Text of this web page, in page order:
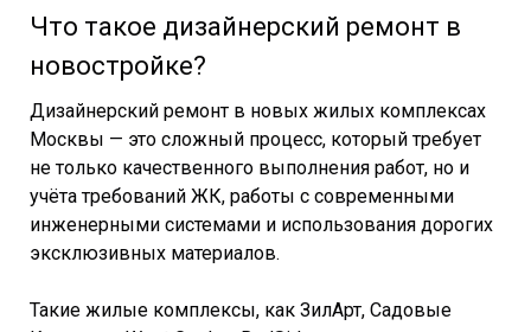
Что такое дизайнерский ремонт в
новостройке?
Дизайнерский ремонт в новых жилых комплексах
Москвы — это сложный процесс, который требует
не только качественного выполнения работ, но и
учёта требований ЖК, работы с современными
инженерными системами и использования дорогих
эксклюзивных материалов.
Такие жилые комплексы, как ЗилАрт, Садовые